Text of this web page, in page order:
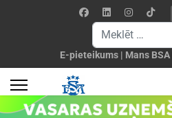
Meklēšanas forma
E-pieteikums | Mans BSA